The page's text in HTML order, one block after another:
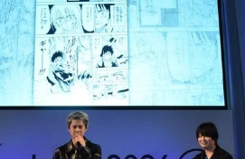
FOLLOW US